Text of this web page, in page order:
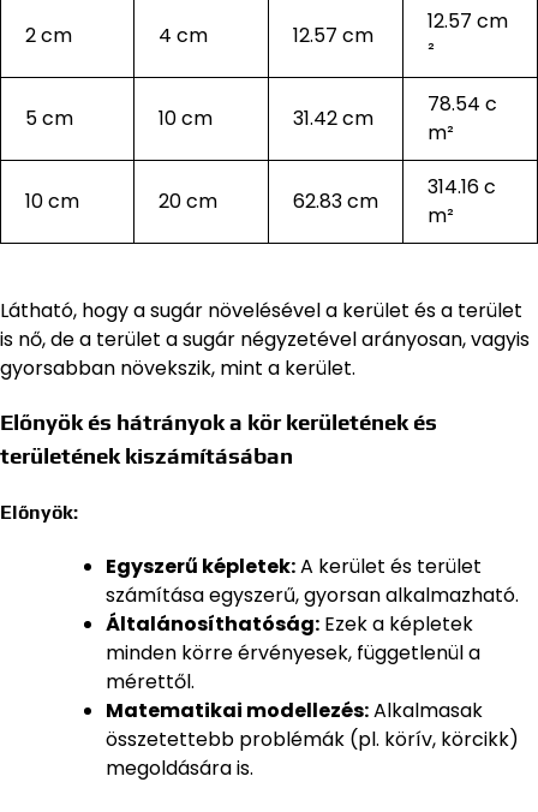
2 cm 4 cm 12.57 cm
12.57 cm
²
5 cm 10 cm 31.42 cm
78.54 c
m²
10 cm 20 cm 62.83 cm
314.16 c
m²
Látható, hogy a sugár növelésével a kerület és a terület
is nő, de a terület a sugár négyzetével arányosan, vagyis
gyorsabban növekszik, mint a kerület.
Előnyök és hátrányok a kör kerületének és
területének kiszámításában
Előnyök:
Egyszerű képletek:A kerület és terület
számítása egyszerű, gyorsan alkalmazható.
Általánosíthatóság: Ezek a képletek
minden körre érvényesek, függetlenül a
mérettől.
Matematikai modellezés:Alkalmasak
összetettebb problémák (pl. körív, körcikk)
megoldására is.